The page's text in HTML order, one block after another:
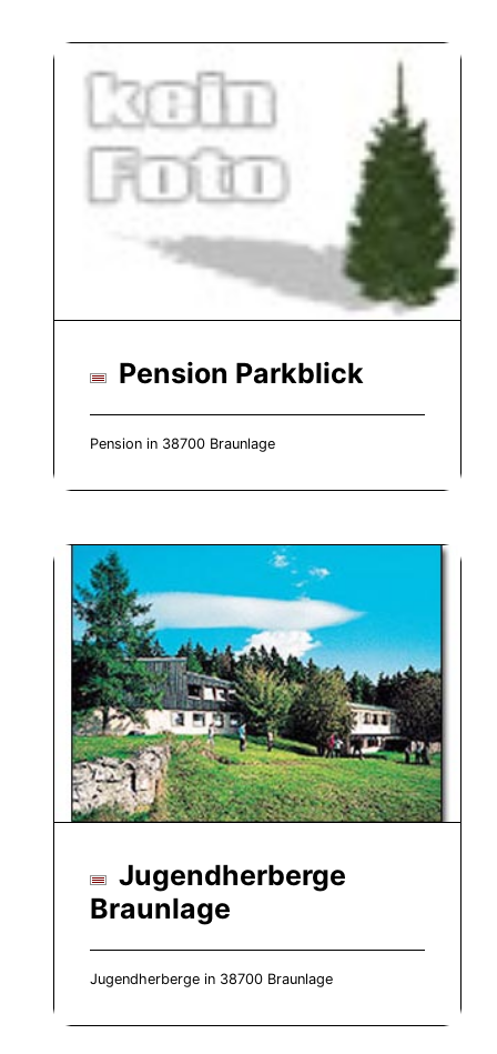
Pension Parkblick
Pension in 38700 Braunlage
Jugendherberge
Braunlage
Jugendherberge in 38700 Braunlage